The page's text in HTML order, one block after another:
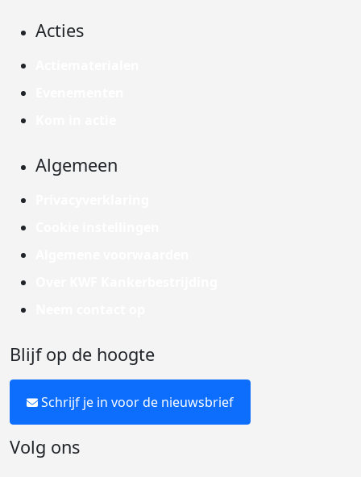
Acties
Algemeen
Blijf op de hoogte
Schrijf je in voor de nieuwsbrief
Volg ons